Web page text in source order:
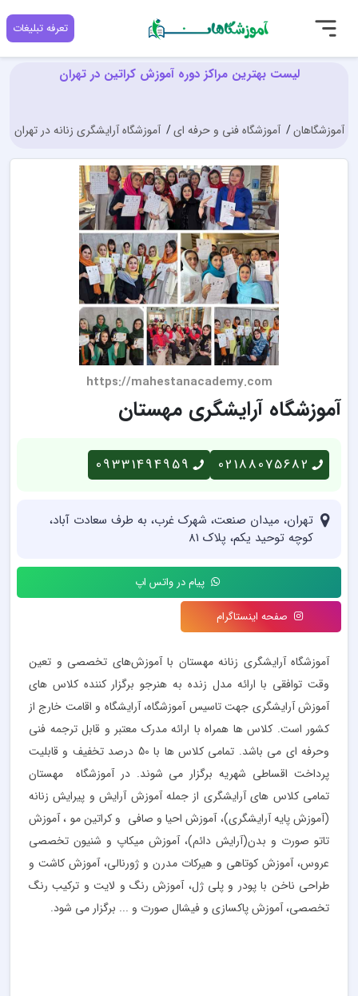
تعرفه تبلیغات
لیست بهترین مراکز دوره آموزش کراتین در تهران
آموزشگاهان آموزشگاه فنی و حرفه ای آموزشگاه آرایشگری زنانه در تهران
https://mahestanacademy.com
آموزشگاه آرایشگری مهستان
02188075682
09331494959
تهران، میدان صنعت، شهرک غرب، به طرف سعادت آباد،
کوچه توحید یکم، پلاک 81
پیام در واتس اپ
صفحه اینستاگرام
آموزشگاه آرایشگری زنانه مهستان با آموزش‌های تخصصی و تعین
وقت توافقی با ارائه مدل زنده به هنرجو برگزار کننده کلاس های
آموزش آرایشگری جهت تاسیس آموزشگاه، آرایشگاه و اقامت خارج از
کشور است. کلاس ها همراه با ارائه مدرک معتبر و قابل ترجمه فنی
وحرفه ای می باشد. تمامی کلاس ها با 50 درصد تخفیف و قابلیت
پرداخت اقساطی شهریه برگزار می شوند. در آموزشگاه مهستان
تمامی کلاس های آرایشگری از جمله آموزش آرایش و پیرایش زنانه
(آموزش پایه آرایشگری)، آموزش احیا و صافی و کراتین مو ، آموزش
تاتو صورت و بدن(آرایش دائم)، آموزش میکاپ و شنیون تخصصی
عروس، آموزش کوتاهی و هیرکات مدرن و ژورنالی، آموزش کاشت و
طراحی ناخن با پودر و پلی ژل، آموزش رنگ و لایت و ترکیب رنگ
تخصصی، آموزش پاکسازی و فیشال صورت و ... برگزار می شود.